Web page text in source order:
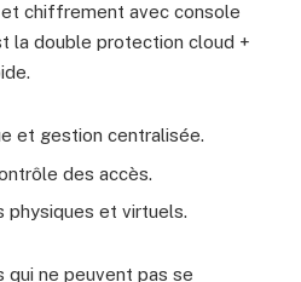
chiffrement avec console
la double protection cloud +
et gestion centralisée.
des accès.
physiques et virtuels.
qui ne peuvent pas se